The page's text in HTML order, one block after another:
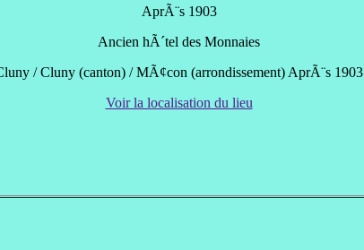
AprÃ¨s 1903
Ancien hÃ´tel des Monnaies
/ Cluny (canton) / MÃ¢con (arrondissement) AprÃ¨s 1903
Voir la localisation du lieu